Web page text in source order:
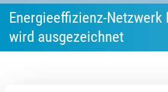
Energieeffizienz-Netzwerk
wird ausgezeichnet